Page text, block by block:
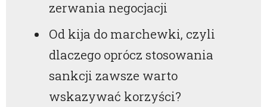
zerwania negocjacji
Od kija do marchewki, czyli
dlaczego oprócz stosowania
sankcji zawsze warto
wskazywać korzyści?